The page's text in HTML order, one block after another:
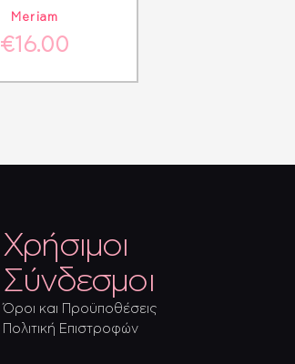
Meriam
€16.00
Χρήσιμοι
Σύνδεσμοι
Όροι και Προϋποθέσεις
Πολιτική Επιστροφών